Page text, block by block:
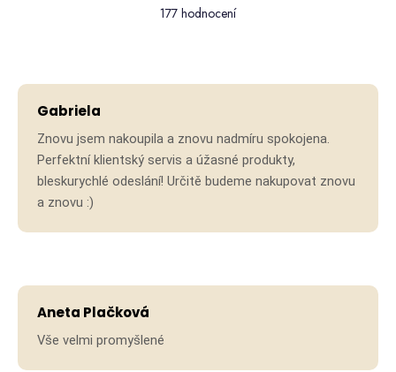
obchodu
hvězdiček.
177 hodnocení
Gabriela
Znovu jsem nakoupila a znovu nadmíru spokojena.
Perfektní klientský servis a úžasné produkty,
bleskurychlé odeslání! Určitě budeme nakupovat znovu
a znovu :)
Aneta Plačková
Vše velmi promyšlené